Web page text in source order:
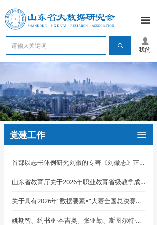
끀
끠
넙
我的
首部以志书体例研究刘徽的专著《刘徽志》正式出版填补了该领域系统性专著空白
山东省教育厅关于2026年职业教育省级教学成果认定结果的公示
关于具有2026年“数据要素×”大赛全国总决赛推荐资格的第三方赛事初审结果的公告
姚期智、约书亚·本吉奥、张亚勤、斯图尔特·罗素等人工智能领域专家联合签署《IDAIS伦敦宣言》
党建工作 끀